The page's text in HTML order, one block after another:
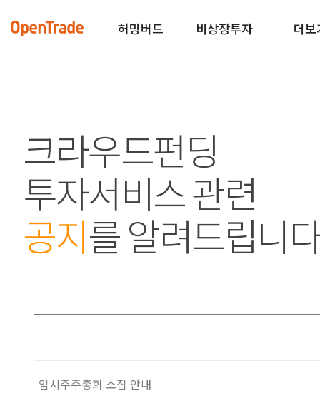
허밍버드 비상장투자 더보
크라우드펀딩
투자서비스 관련
공지를 알려드립니
임시주주총회 소집 안내